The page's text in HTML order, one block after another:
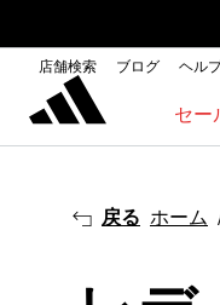
店舗検索 ブログ ヘル
セー
戻る ホーム